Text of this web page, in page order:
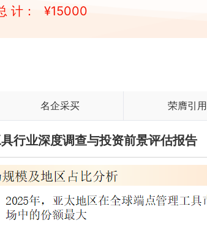
计： ¥15000
名企采买 荣膺引用
行业深度调查与投资前景评估报告